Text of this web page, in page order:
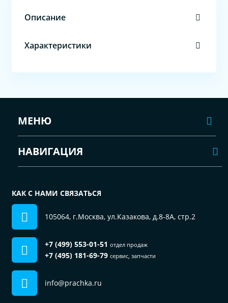
Описание
Характеристики
МЕНЮ
НАВИГАЦИЯ
КАК С НАМИ СВЯЗАТЬСЯ
105064, г.Москва, ул.Казакова, д.8-8А, стр.2
+7 (499) 553-01-51 отдел продаж
+7 (495) 181-69-79 сервис, запчасти
info@prachka.ru